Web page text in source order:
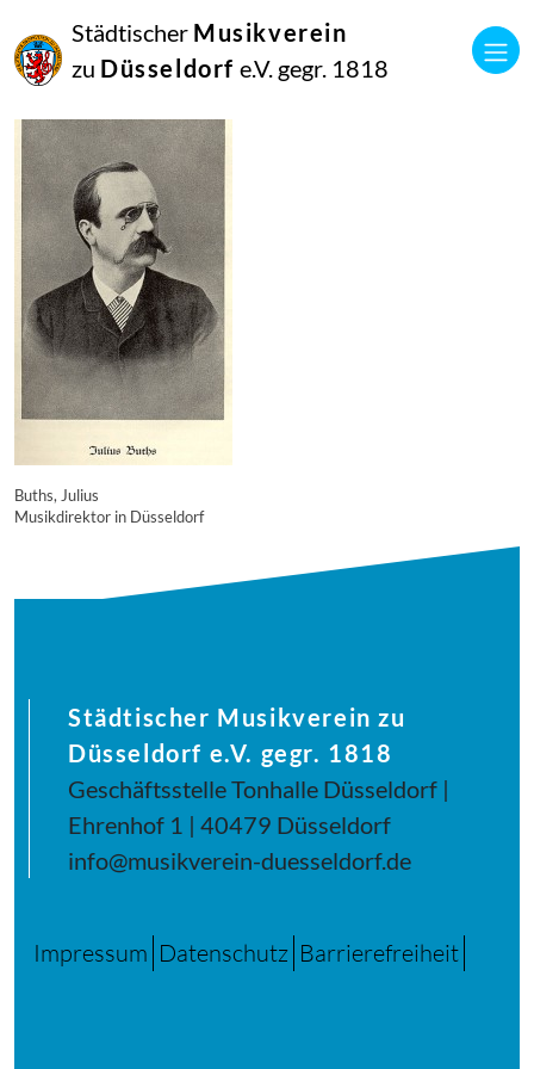
Städtischer Musikverein
zu Düsseldorf e.V. gegr. 1818
September
2014
Manfred Hill
Buths, Julius
Musikdirektor in Düsseldorf
Städtischer Musikverein zu
Düsseldorf e.V. gegr. 1818
Geschäftsstelle Tonhalle Düsseldorf |
Ehrenhof 1 | 40479 Düsseldorf
info@musikverein-duesseldorf.de
Impressum Datenschutz Barrierefreiheit